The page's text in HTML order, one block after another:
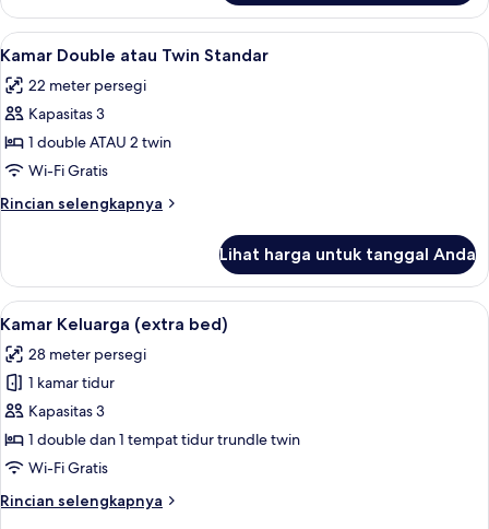
Kamar
Single
Standar
Lihat
semua
foto
untuk
Kamar
Double
atau
Twin
Seprai antialergi, minibar, brankas,
5
Kamar Double atau Twin Standar
22 meter persegi
Kapasitas 3
1 double ATAU 2 twin
Wi-Fi Gratis
Rincian selengkapnya
Rincian
Kamar
Double
atau
Standar
Lihat harga untuk tanggal Anda
Lihat
semua
foto
untuk
Kamar
Keluarga
(extra
Kamar Keluarga (extra bed) | Seprai
5
Kamar Keluarga (extra bed)
28 meter persegi
1 kamar tidur
Kapasitas 3
1 double dan 1 tempat tidur trundle twin
Wi-Fi Gratis
Rincian selengkapnya
Rincian